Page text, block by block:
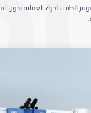
للطبيب اجراء العملية